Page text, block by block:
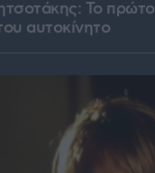
Το πρώτο
αυτοκίνητο